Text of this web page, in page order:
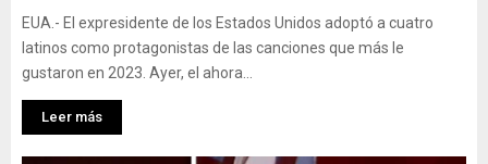
EUA.- El expresidente de los Estados Unidos adoptó a cuatro
latinos como protagonistas de las canciones que más le
gustaron en 2023. Ayer, el ahora...
Leer más